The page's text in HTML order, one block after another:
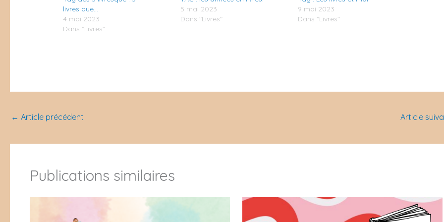
livres que…
4 mai 2023
Dans "Livres"
5 mai 2023
Dans "Livres"
9 mai 2023
Dans "Livres"
← Article précédent Article
Publications similaires